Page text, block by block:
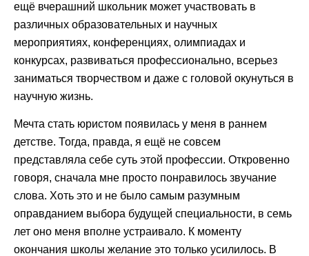
ещё вчерашний школьник может участвовать в
различных образовательных и научных
мероприятиях, конференциях, олимпиадах и
конкурсах, развиваться профессионально, всерьез
заниматься творчеством и даже с головой окунуться в
научную жизнь.
Мечта стать юристом появилась у меня в раннем
детстве. Тогда, правда, я ещё не совсем
представляла себе суть этой профессии. Откровенно
говоря, сначала мне просто понравилось звучание
слова. Хоть это и не было самым разумным
оправданием выбора будущей специальности, в семь
лет оно меня вполне устраивало. К моменту
окончания школы желание это только усилилось. В